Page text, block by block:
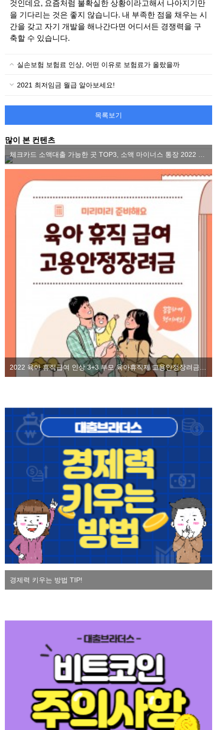
것인데요, 요즘처럼 불확실한 상황이라고해서 나아지기만
을 기다리는 것은 좋지 않습니다. 내 부족한 점을 채우는 시
간을 갖고 자기 개발을 해나간다면 어디서든 경쟁력을 구
축할 수 있습니다.
실손보험 보험료 인상, 어떤 이유로 보험료가 올랐을까
2021 최저임금 월급 알아보세요!
목록보기
많이 본 컨텐츠
경제력 키우는 방법 TIP!